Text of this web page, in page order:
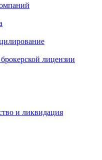
лицензии
и ликвидация